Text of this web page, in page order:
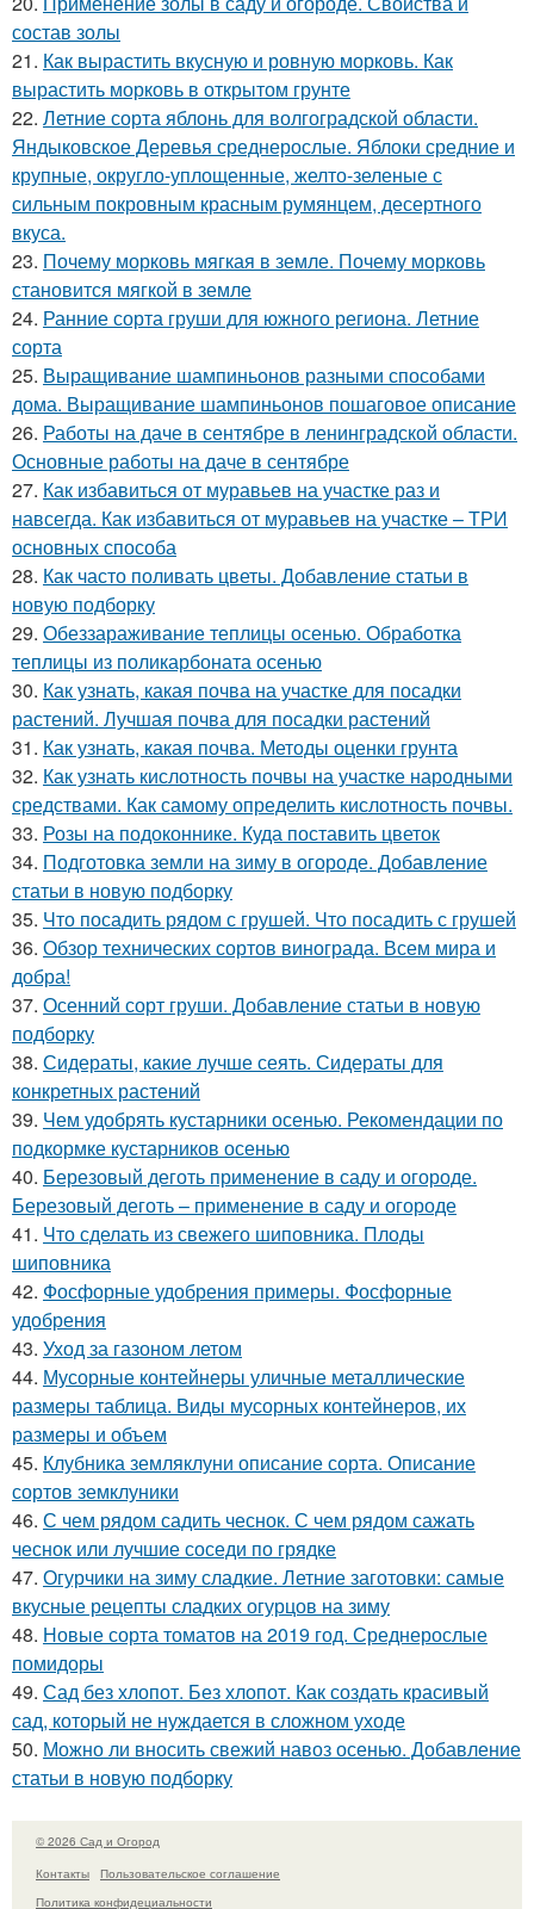
состав золы
21. Как вырастить вкусную и ровную морковь. Как
вырастить морковь в открытом грунте
22. Летние сорта яблонь для волгоградской области.
Яндыковское Деревья среднерослые. Яблоки средние и
крупные, округло-уплощенные, желто-зеленые с
сильным покровным красным румянцем, десертного
вкуса.
23. Почему морковь мягкая в земле. Почему морковь
становится мягкой в земле
24. Ранние сорта груши для южного региона. Летние
сорта
25. Выращивание шампиньонов разными способами
дома. Выращивание шампиньонов пошаговое описание
26. Работы на даче в сентябре в ленинградской области.
Основные работы на даче в сентябре
27. Как избавиться от муравьев на участке раз и
навсегда. Как избавиться от муравьев на участке – ТРИ
основных способа
28. Как часто поливать цветы. Добавление статьи в
новую подборку
29. Обеззараживание теплицы осенью. Обработка
теплицы из поликарбоната осенью
30. Как узнать, какая почва на участке для посадки
растений. Лучшая почва для посадки растений
31. Как узнать, какая почва. Методы оценки грунта
32. Как узнать кислотность почвы на участке народными
средствами. Как самому определить кислотность почвы.
33. Розы на подоконнике. Куда поставить цветок
34. Подготовка земли на зиму в огороде. Добавление
статьи в новую подборку
35. Что посадить рядом с грушей. Что посадить с грушей
36. Обзор технических сортов винограда. Всем мира и
добра!
37. Осенний сорт груши. Добавление статьи в новую
подборку
38. Сидераты, какие лучше сеять. Сидераты для
конкретных растений
39. Чем удобрять кустарники осенью. Рекомендации по
подкормке кустарников осенью
40. Березовый деготь применение в саду и огороде.
Березовый деготь – применение в саду и огороде
41. Что сделать из свежего шиповника. Плоды
шиповника
42. Фосфорные удобрения примеры. Фосфорные
удобрения
43. Уход за газоном летом
44. Мусорные контейнеры уличные металлические
размеры таблица. Виды мусорных контейнеров, их
размеры и объем
45. Клубника земляклуни описание сорта. Описание
сортов земклуники
46. С чем рядом садить чеснок. С чем рядом сажать
чеснок или лучшие соседи по грядке
47. Огурчики на зиму сладкие. Летние заготовки: самые
вкусные рецепты сладких огурцов на зиму
48. Новые сорта томатов на 2019 год. Среднерослые
помидоры
49. Сад без хлопот. Без хлопот. Как создать красивый
сад, который не нуждается в сложном уходе
50. Можно ли вносить свежий навоз осенью. Добавление
статьи в новую подборку
© 2026 Сад и Огород
Контакты
Пользовательское соглашение
Политика конфидециальности